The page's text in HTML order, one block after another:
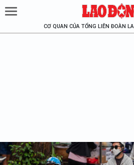
CƠ QUAN CỦA TỔNG LIÊN ĐOÀN